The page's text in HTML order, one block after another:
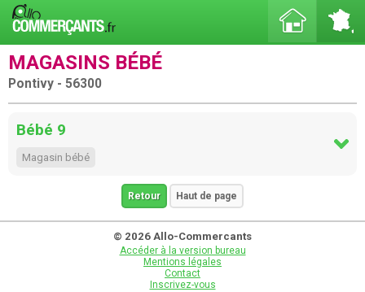
MAGASINS BÉBÉ
Pontivy - 56300
Bébé 9
Magasin bébé
Retour Haut de page
© 2026 Allo-Commercants
Accéder à la version bureau
Mentions légales
Contact
Inscrivez-vous